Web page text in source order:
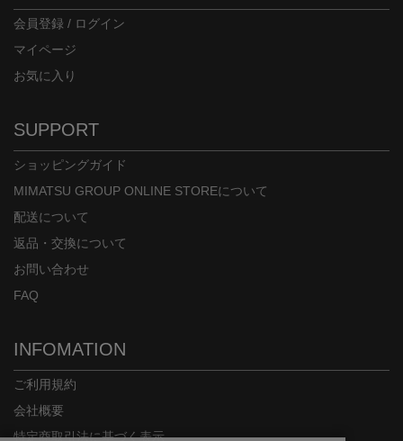
会員登録 / ログイン
マイページ
お気に入り
SUPPORT
ショッピングガイド
MIMATSU GROUP ONLINE STOREについて
配送について
返品・交換について
お問い合わせ
FAQ
INFOMATION
ご利用規約
会社概要
特定商取引法に基づく表示